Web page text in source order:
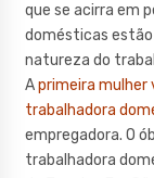
que se acirra em
domésticas estão
natureza do
Aprimeira mulher
trabalhadora
empregadora. O
trabalhadora